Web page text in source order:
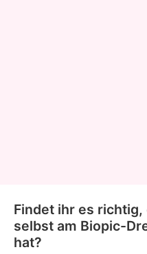
Findet ihr es richtig,
selbst am Biopic-
hat?